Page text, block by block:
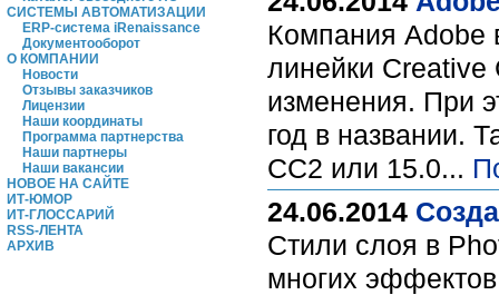
СИСТЕМЫ АВТОМАТИЗАЦИИ
ERP-система iRenaissance
Документооборот
О КОМПАНИИ
Новости
Отзывы заказчиков
Лицензии
Наши координаты
Программа партнерства
Наши партнеры
Наши вакансии
НОВОЕ НА САЙТЕ
ИТ-ЮМОР
ИТ-ГЛОССАРИЙ
RSS-ЛЕНТА
АРХИВ
Компания Adobe
линейки Creative
изменения. При
год в названии.
CC2 или 15.0...
24.06.2014
Стили слоя в
многих эффектов